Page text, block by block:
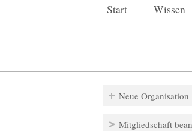
Start Wissen
Neue Organisation
Mitgliedschaft